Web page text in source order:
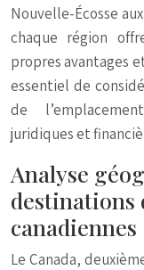
Nouvelle-Écosse
chaque région
propres avantages
essentiel de
de
juridiques et
Analyse
destinations
canadiennes
Le Canada,